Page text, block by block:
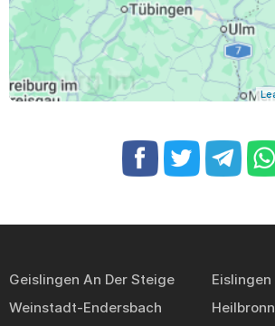
Geislingen An Der Steige
Eislingen
Weinstadt-Endersbach
Heilbronn